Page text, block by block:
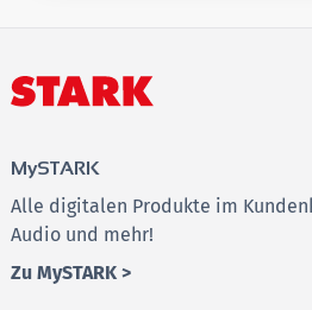
MySTARK
Alle digitalen Produkte im
Audio und mehr!
Zu MySTARK >